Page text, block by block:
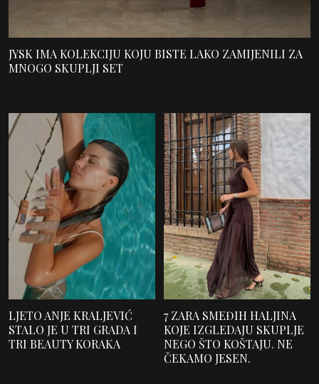
JYSK IMA KOLEKCIJU KOJU BISTE LAKO ZAMIJENILI ZA
MNOGO SKUPLJI SET
LJETO ANJE KRALJEVIĆ
STALO JE U TRI GRADA I
TRI BEAUTY KORAKA
7 ZARA SMEĐIH HALJINA
KOJE IZGLEDAJU SKUPLJE
NEGO ŠTO KOŠTAJU. NE
ČEKAMO JESEN.